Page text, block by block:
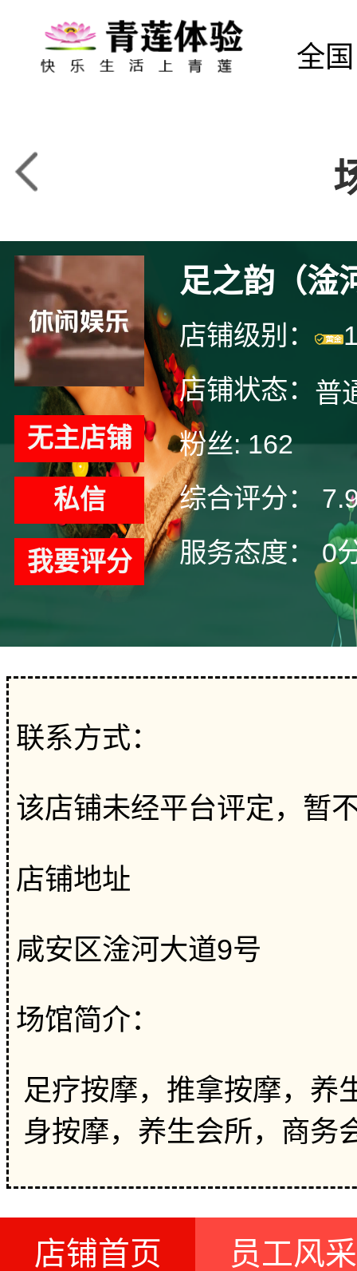
全国
无主店铺
私信
我要评分
足之韵（淦
店铺级别：
店铺状态： 普
粉丝: 162
综合评分：
服务态度：
0
联系方式：
该店铺未经平台评定，暂
店铺地址
咸安区淦河大道9号
场馆简介：
足疗按摩，推拿按摩，养
身按摩，养生会所，商务
店铺首页 员工风采